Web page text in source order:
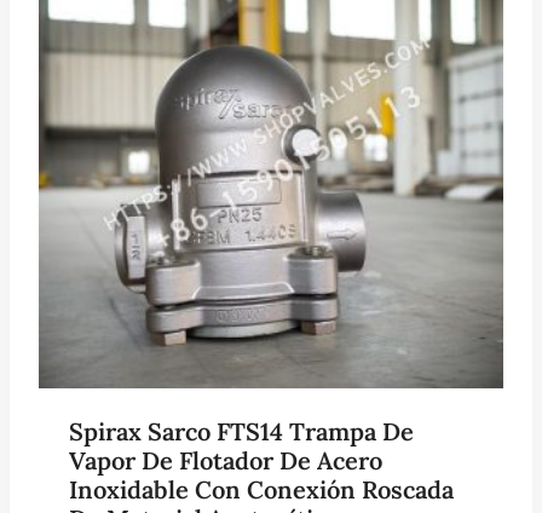
Spirax Sarco FTS14 Trampa De
Vapor De Flotador De Acero
Inoxidable Con Conexión Roscada